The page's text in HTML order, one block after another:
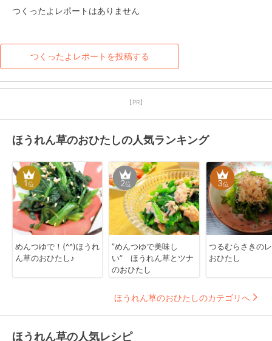
つくったよレポートはありません
つくったよレポートを投稿する
【PR】
ほうれん草のおひたしの人気ランキング
1位
めんつゆで！(^^)ほうれ
ん草のおひたし♪
2位
”めんつゆで美味し
い” ほうれん草とツナ
のおひたし
3位
つるむらさきの
おひたし
ほうれん草のおひたしのカテゴリへ
ほうれん草の人気レシピ